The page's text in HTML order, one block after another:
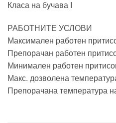
Класа на бучава I
РАБОТНИТЕ УСЛОВИ
Максимален работен
Препорачан работен
Минимален работен
Макс. дозволена
Препорачана температура